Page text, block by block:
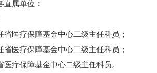
直属单位：
医疗保障基金中心二级主任科员；
医疗保障基金中心二级主任科员；
疗保障基金中心二级主任科员。